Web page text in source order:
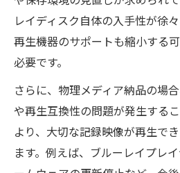
レイディスク自体の入手性が徐
再生機器のサポートも縮小する
必要です。
さらに、物理メディア納品の場
や再生互換性の問題が発生する
より、大切な記録映像が再生で
ます。例えば、ブルーレイプレ